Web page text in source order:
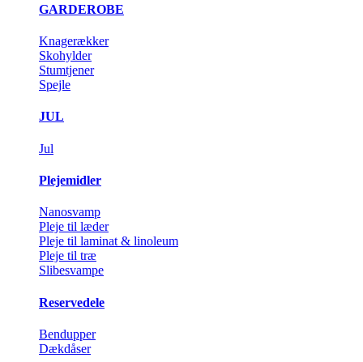
GARDEROBE
Knagerækker
Skohylder
Stumtjener
Spejle
JUL
Jul
Plejemidler
Nanosvamp
Pleje til læder
Pleje til laminat & linoleum
Pleje til træ
Slibesvampe
Reservedele
Bendupper
Dækdåser